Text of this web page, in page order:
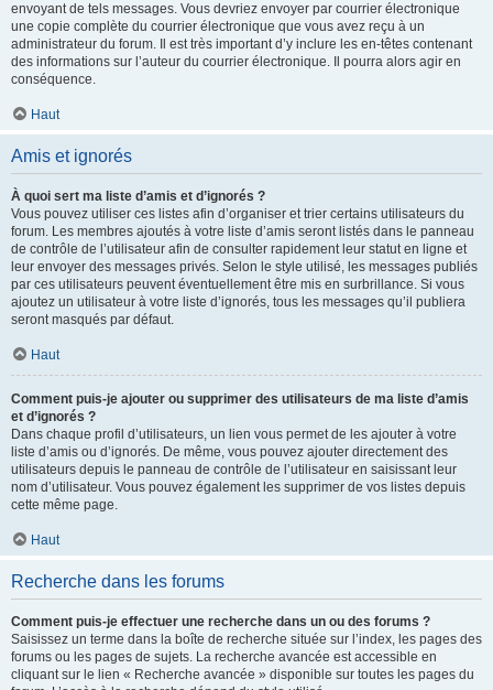
envoyant de tels messages. Vous devriez envoyer par courrier électronique
une copie complète du courrier électronique que vous avez reçu à un
administrateur du forum. Il est très important d’y inclure les en-têtes contenant
des informations sur l’auteur du courrier électronique. Il pourra alors agir en
conséquence.
Haut
Amis et ignorés
À quoi sert ma liste d’amis et d’ignorés ?
Vous pouvez utiliser ces listes afin d’organiser et trier certains utilisateurs du
forum. Les membres ajoutés à votre liste d’amis seront listés dans le panneau
de contrôle de l’utilisateur afin de consulter rapidement leur statut en ligne et
leur envoyer des messages privés. Selon le style utilisé, les messages publiés
par ces utilisateurs peuvent éventuellement être mis en surbrillance. Si vous
ajoutez un utilisateur à votre liste d’ignorés, tous les messages qu’il publiera
seront masqués par défaut.
Haut
Comment puis-je ajouter ou supprimer des utilisateurs de ma liste d’amis
et d’ignorés ?
Dans chaque profil d’utilisateurs, un lien vous permet de les ajouter à votre
liste d’amis ou d’ignorés. De même, vous pouvez ajouter directement des
utilisateurs depuis le panneau de contrôle de l’utilisateur en saisissant leur
nom d’utilisateur. Vous pouvez également les supprimer de vos listes depuis
cette même page.
Haut
Recherche dans les forums
Comment puis-je effectuer une recherche dans un ou des forums ?
Saisissez un terme dans la boîte de recherche située sur l’index, les pages des
forums ou les pages de sujets. La recherche avancée est accessible en
cliquant sur le lien « Recherche avancée » disponible sur toutes les pages du